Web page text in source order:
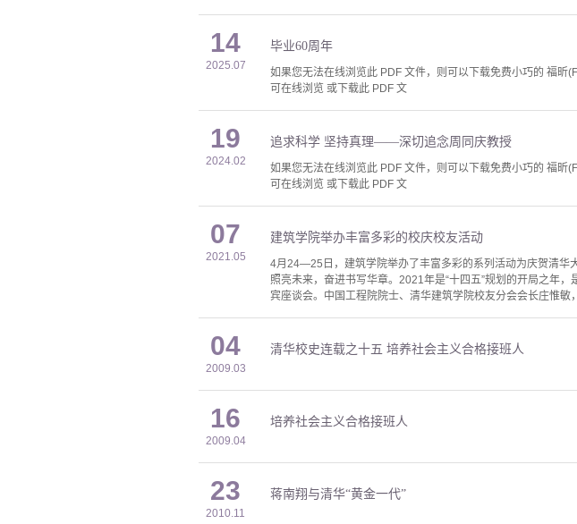
14
2025.07
毕业60周年
如果您无法在线浏览此 PDF 文件，则可以下载免费小巧的 福
可在线浏览 或下载此 PDF 文
19
2024.02
追求科学 坚持真理——深切追念周同庆教授
如果您无法在线浏览此 PDF 文件，则可以下载免费小巧的 福
可在线浏览 或下载此 PDF 文
07
2021.05
建筑学院举办丰富多彩的校庆校友活动
4月24—25日，建筑学院举办了丰富多彩的系列活动为庆贺清华
照亮未来，奋进书写华章。2021年是“十四五”规划的开局之年
宾座谈会。中国工程院院士、清华建筑学院校友分会会长庄惟敏
04
2009.03
清华校史连载之十五 培养社会主义合格接班人
16
2009.04
培养社会主义合格接班人
23
2010.11
蒋南翔与清华“黄金一代”